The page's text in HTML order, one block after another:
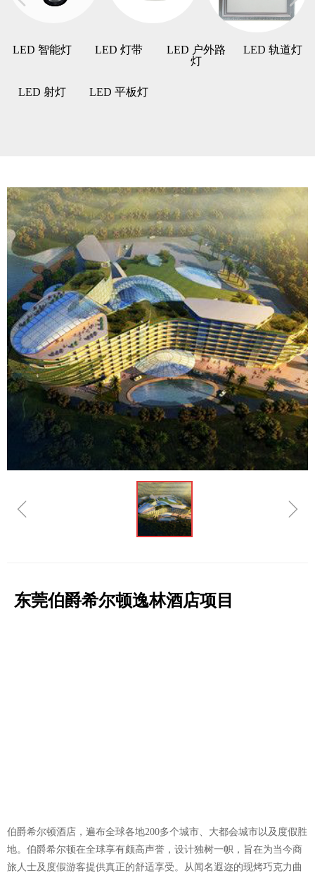
LED 智能灯 LED 灯带
LED 户外路
灯
LED 轨道灯
LED 射灯 LED 平板灯
ꁆ ꁇ
东莞伯爵希尔顿逸林酒店项目
伯爵希尔顿酒店，遍布全球各地200多个城市、大都会城市以及度假胜
地。伯爵希尔顿在全球享有颇高声誉，设计独树一帜，旨在为当今商
旅人士及度假游客提供真正的舒适享受。从闻名遐迩的现烤巧克力曲